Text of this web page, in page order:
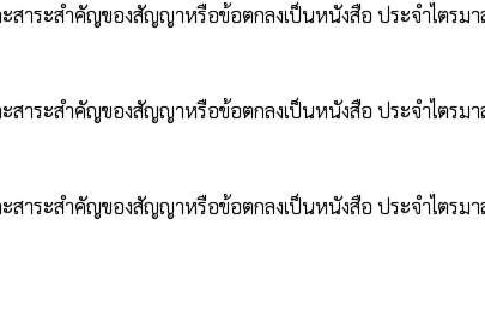
สาระสำคัญของสัญญาหรือข้อตกลงเป็นหนังสือ ประจำไตรม
สาระสำคัญของสัญญาหรือข้อตกลงเป็นหนังสือ ประจำไตรม
สาระสำคัญของสัญญาหรือข้อตกลงเป็นหนังสือ ประจำไตรม